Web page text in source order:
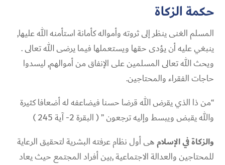
حكمة الزكاة
المسلم الغنى ينظر إلى ثروته وأمواله كأمانة استأمنه الله عليها,
ينبغي عليه أن يؤدى حقها ويستعملها فيما يرضى الله تعالى .
ويحث الله تعالى المسلمين على الإنفاق من أموالهم, ليسدوا
حاجات الفقراء والمحتاجين.
“من ذا الذي يقرض الله قرضا حسنا فيضاعفه له أضعافا كثيرة
والله يقبض ويبسط وإليه ترجعون ” ( البقرة 2- آية 245 )
والزكاة في الإسلامهى أول نظام عرفته البشرية لتحقيق الرعاية
للمحتاجين والعدالة الاجتماعية ,بين أفراد المجتمع حيث يعاد